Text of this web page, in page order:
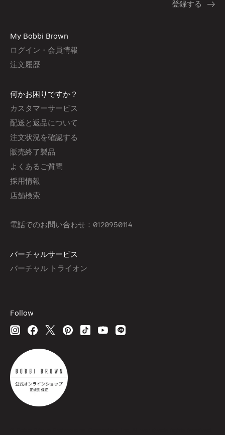
My Bobbi Brown
ログイン・会員情報
注文履歴
何かお困りですか？
カスタマーサービス
配送と返品について
注文状況を確認する
販売終了製品
よくあるご質問
採用情報
店舗検索
電話でのお問い合わせ：0120950114
バーチャルサービス
バーチャル トライオン
Follow